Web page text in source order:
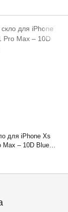
для iPhone Xs
Max – 10D Blue